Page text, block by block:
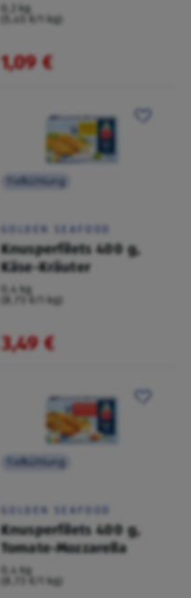
0,2 kg
(5,45 €/1 kg)
1,09 €
Tiefkühlung
GOLDEN SEAFOOD
Knusperfilets 400 g,
Käse-Kräuter
0,4 kg
(8,73 €/1 kg)
3,49 €
Tiefkühlung
GOLDEN SEAFOOD
Knusperfilets 400 g,
Tomate-Mozzarella
0,4 kg
(8,73 €/1 kg)